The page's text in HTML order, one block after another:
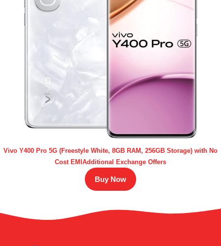
Vivo Y400 Pro 5G (Freestyle White, 8GB RAM, 256GB Storage) with No
Cost EMIAdditional Exchange Offers
Buy Now